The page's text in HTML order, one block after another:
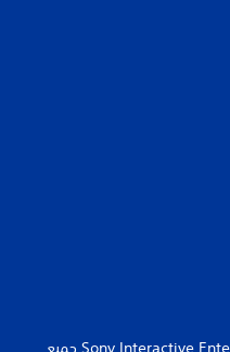
‏© 2026 Sony Interactive Entertainment Europe Ltd.‎ جميع